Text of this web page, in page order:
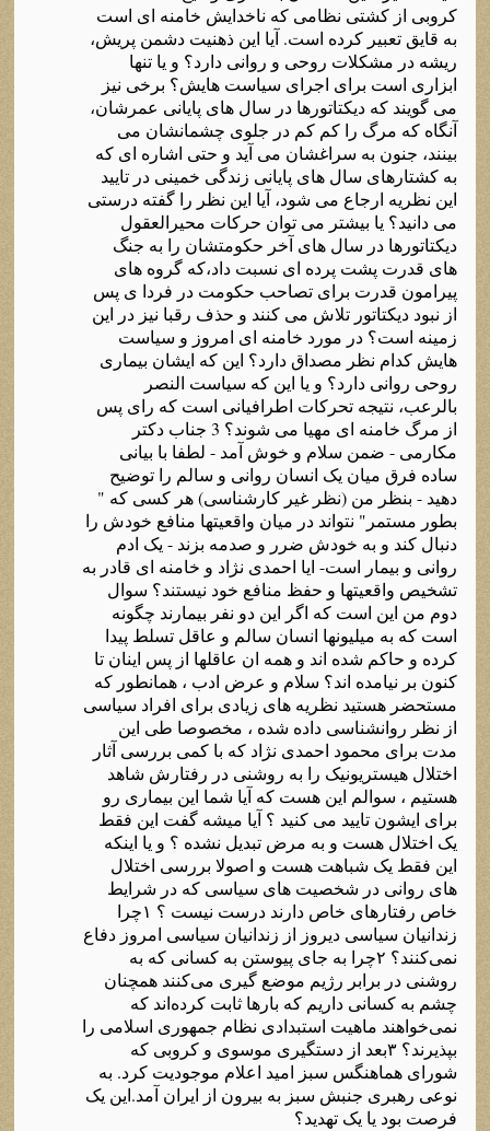
کروبی از کشتی نظامی که ناخدایش خامنه ای است
به قایق تعبیر کرده است. آیا این ذهنیت دشمن پریش،
ریشه در مشکلات روحی و روانی دارد؟ و یا تنها
ابزاری است برای اجرای سیاست هایش؟ برخی نیز
می گویند که دیکتاتورها در سال های پایانی عمرشان،
آنگاه که مرگ را کم کم در جلوی چشمانشان می
بینند، جنون به سراغشان می آید و حتی اشاره ای که
به کشتارهای سال های پایانی زندگی خمینی در تایید
این نظریه ارجاع می شود، آیا این نظر را گفته درستی
می دانید؟ یا بیشتر می توان حرکات محیرالعقول
دیکتاتورها در سال های آخر حکومتشان را به جنگ
های قدرت پشت پرده ای نسبت داد،که گروه های
پیرامون قدرت برای تصاحب حکومت در فردا ی پس
از نبود دیکتاتور تلاش می کنند و حذف رقبا نیز در این
زمینه است؟ در مورد خامنه ای امروز و سیاست
هایش کدام نظر مصداق دارد؟ این که ایشان بیماری
روحی روانی دارد؟ و یا این که سیاست النصر
بالرعب، نتیجه تحرکات اطرافیانی است که رای پس
از مرگ خامنه ای مهیا می شوند؟ 3 جناب دکتر
مکارمی - ضمن سلام و خوش آمد - لطفا با بیانی
ساده فرق میان یک انسان روانی و سالم را توضیح
دهید - بنظر من (نظر غیر کارشناسی) هر کسی که "
بطور مستمر" نتواند در میان واقعیتها منافع خودش را
دنبال کند و به خودش ضرر و صدمه بزند - یک ادم
روانی و بیمار است- ایا احمدی نژاد و خامنه ای قادر به
تشخیص واقعیتها و حفظ منافع خود نیستند؟ سوال
دوم من این است که اگر این دو نفر بیمارند چگونه
است که به میلیونها انسان سالم و عاقل تسلط پیدا
کرده و حاکم شده اند و همه ان عاقلها از پس اینان تا
کنون بر نیامده اند؟ سلام و عرض ادب ، همانطور که
مستحضر هستید نظریه های زیادی برای افراد سیاسی
از نظر روانشناسی داده شده ، مخصوصا طی این
مدت برای محمود احمدی نژاد که با کمی بررسی آثار
اختلال هیستریونیک را به روشنی در رفتارش شاهد
هستیم ، سوالم این هست که آیا شما این بیماری رو
برای ایشون تایید می کنید ؟ آیا میشه گفت این فقط
یک اختلال هست و به مرض تبدیل نشده ؟ و یا اینکه
این فقط یک شباهت هست و اصولا بررسی اختلال
های روانی در شخصیت های سیاسی که در شرایط
خاص رفتارهای خاص دارند درست نیست ؟ ۱چرا
زندانیان سیاسی دیروز از زندانیان سیاسی امروز دفاع
نمی‌کنند؟ ۲چرا به جای پیوستن به کسانی که به
روشنی در برابر رژیم موضع گیری می‌کنند همچنان
چشم به کسانی داریم که بارها ثابت کرده‌اند که
نمی‌خواهند ماهیت استبدادی نظام جمهوری اسلامی را
بپذیرند؟ ۳بعد از دستگیری موسوی و کروبی که
شورای هماهنگس سبز امید اعلام موجودیت کرد. به
نوعی رهبری جنبش سبز به بیرون از ایران آمد.این یک
فرصت بود یا یک تهدید؟